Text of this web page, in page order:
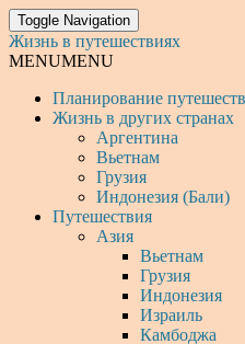
Toggle Navigation
Жизнь в путешествиях
MENUMENU
Планирование
Жизнь в других странах
Аргентина
Вьетнам
Грузия
Индонезия (Бали)
Путешествия
Азия
Вьетнам
Грузия
Индонезия
Израиль
Камбоджа